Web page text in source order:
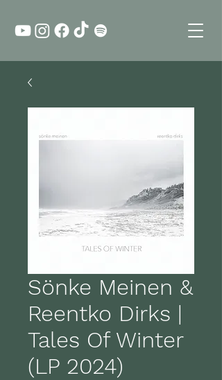
Sönke Meinen &
Reentko Dirks |
Tales Of Winter
(LP 2024)